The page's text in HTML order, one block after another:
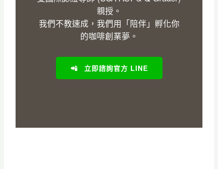
親授。
我們不教速成，我們用「陪伴」孵化你
的咖啡創業夢。
📲 立即諮詢官方 LINE